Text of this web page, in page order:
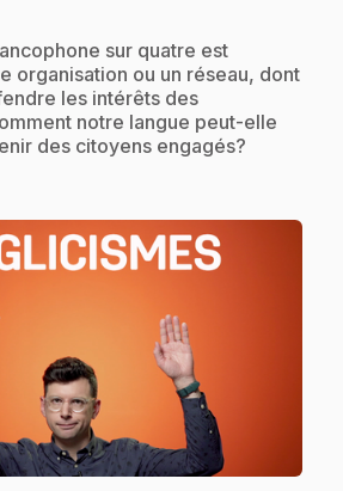
sur quatre est
organisation ou un réseau, dont
les intérêts des
notre langue peut-elle
des citoyens engagés?